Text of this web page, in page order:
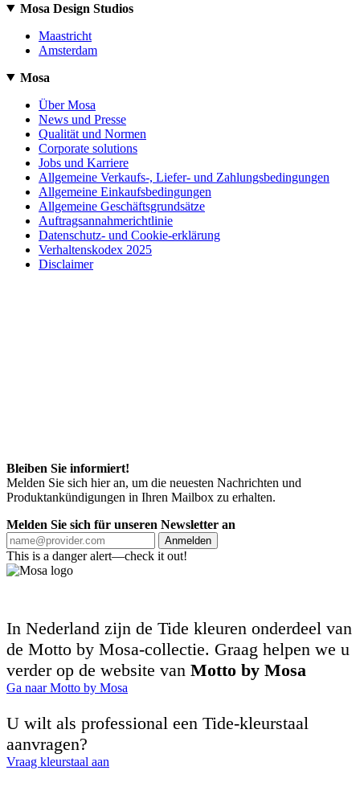
Mosa Design Studios
Maastricht
Amsterdam
Mosa
Über Mosa
News und Presse
Qualität und Normen
Corporate solutions
Jobs und Karriere
Allgemeine Verkaufs-, Liefer- und Zahlungsbedingungen
Allgemeine Einkaufsbedingungen
Allgemeine Geschäftsgrundsätze
Auftragsannahmerichtlinie
Datenschutz- und Cookie-erklärung
Verhaltenskodex 2025
Disclaimer
Bleiben Sie informiert!
Melden Sie sich hier an, um die neuesten Nachrichten und
Produktankündigungen in Ihren Mailbox zu erhalten.
Melden Sie sich für unseren Newsletter an
Anmelden
This is a danger alert—check it out!
In Nederland zijn de Tide kleuren onderdeel van
de Motto by Mosa-collectie. Graag helpen we u
verder op de website van Motto by Mosa
Ga naar Motto by Mosa
U wilt als professional een Tide-kleurstaal
aanvragen?
Vraag kleurstaal aan